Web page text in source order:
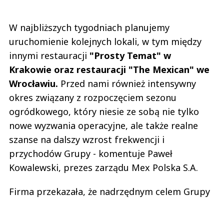
W najbliższych tygodniach planujemy
uruchomienie kolejnych lokali, w tym między
innymi restauracji "Prosty Temat" w
Krakowie oraz restauracji "The Mexican" we
Wrocławiu. Przed nami również intensywny
okres związany z rozpoczęciem sezonu
ogródkowego, który niesie ze sobą nie tylko
nowe wyzwania operacyjne, ale także realne
szanse na dalszy wzrost frekwencji i
przychodów Grupy - komentuje Paweł
Kowalewski, prezes zarządu Mex Polska S.A.
Firma przekazała, że nadrzędnym celem Grupy